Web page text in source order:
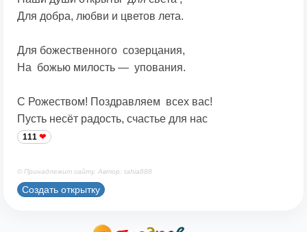
Для добра, любви и цветов лета.
Для божественного созерцания,
На божью милость — упования.
С Рожеством! Поздравляем всех вас!
Пусть несёт радость, счастье для нас
111
© Принадлежит сайту. Автор: tahia888
Создать открытку